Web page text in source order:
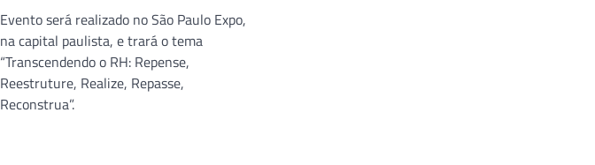
Evento será realizado no São Paulo Expo,
na capital paulista, e trará o tema
“Transcendendo o RH: Repense,
Reestruture, Realize, Repasse,
Reconstrua”.